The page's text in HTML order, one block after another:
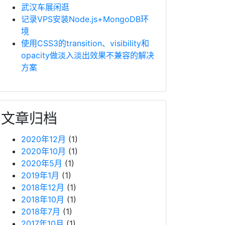
武汉车展闲逛
记录VPS安装Node.js+MongoDB环
境
使用CSS3的transition、visibility和
opacity做淡入淡出效果不兼容的解决
方案
文章归档
2020年12月 (1)
2020年10月 (1)
2020年5月 (1)
2019年1月 (1)
2018年12月 (1)
2018年10月 (1)
2018年7月 (1)